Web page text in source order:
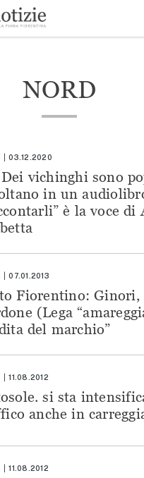
NORD
03.12.2020
vichinghi sono
in un
è la voce di
07.01.2013
Fiorentino: Ginori,
(Lega
del marchio”
11.08.2012
si sta
anche in
11.08.2012